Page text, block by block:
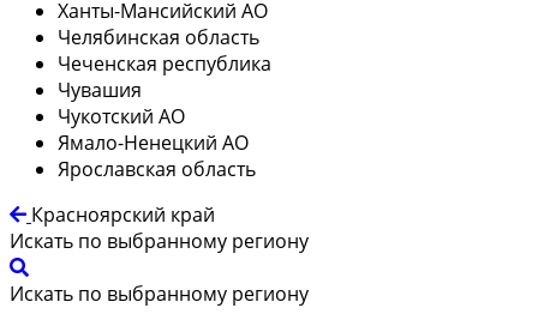
Ханты-Мансийский АО
Челябинская область
Чеченская республика
Чувашия
Чукотский АО
Ямало-Ненецкий АО
Ярославская область
Красноярский край
Искать по выбранному региону
Искать по выбранному региону